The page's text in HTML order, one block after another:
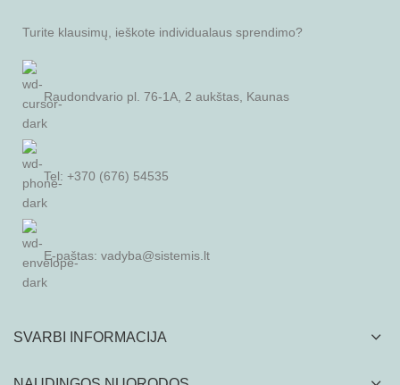
Turite klausimų, ieškote individualaus sprendimo?
Raudondvario pl. 76-1A, 2 aukštas, Kaunas
Tel: +370 (676) 54535
E-paštas: vadyba@sistemis.lt
SVARBI INFORMACIJA